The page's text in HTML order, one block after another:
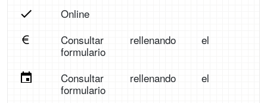
Online
Consultar rellenando el
formulario
Consultar rellenando el
formulario